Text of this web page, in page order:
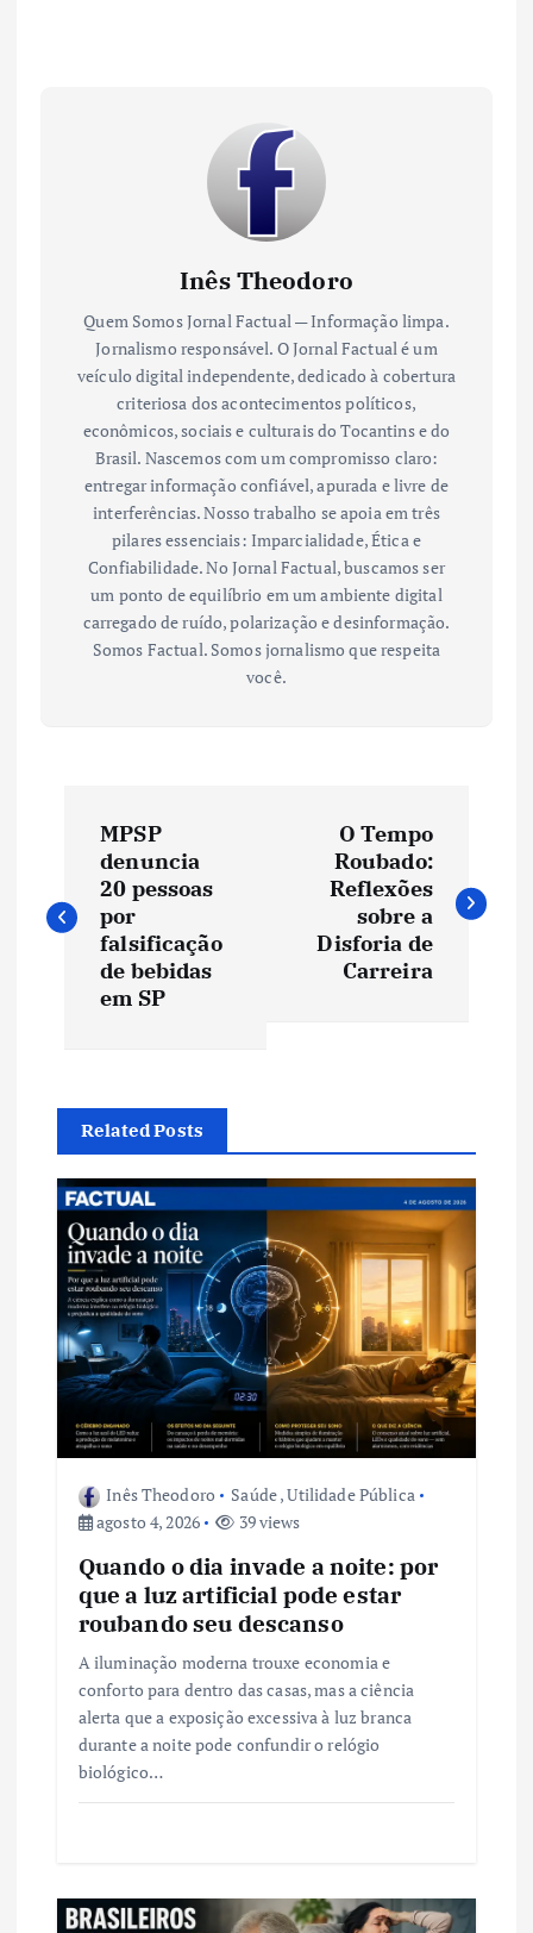
Inês Theodoro
Quem Somos Jornal Factual — Informação limpa.
Jornalismo responsável. O Jornal Factual é um
veículo digital independente, dedicado à cobertura
criteriosa dos acontecimentos políticos,
econômicos, sociais e culturais do Tocantins e do
Brasil. Nascemos com um compromisso claro:
entregar informação confiável, apurada e livre de
interferências. Nosso trabalho se apoia em três
pilares essenciais: Imparcialidade, Ética e
Confiabilidade. No Jornal Factual, buscamos ser
um ponto de equilíbrio em um ambiente digital
carregado de ruído, polarização e desinformação.
Somos Factual. Somos jornalismo que respeita
você.
v
a
ç
ã
o
d
e
P
MPSP
denuncia
20 pessoas
por
falsificação
de bebidas
em SP
O Tempo
Roubado:
Reflexões
sobre a
Disforia de
Carreira
Related Posts
Inês Theodoro Saúde,Utilidade Pública
agosto 4, 2026
39 views
Quando o dia invade a noite: por
que a luz artificial pode estar
roubando seu descanso
A iluminação moderna trouxe economia e
conforto para dentro das casas, mas a ciência
alerta que a exposição excessiva à luz branca
durante a noite pode confundir o relógio
biológico…